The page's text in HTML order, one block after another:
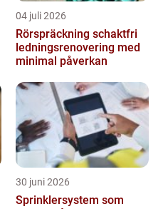
04 juli 2026
Rörspräckning schaktfri
ledningsrenovering med
minimal påverkan
30 juni 2026
Sprinklersystem som